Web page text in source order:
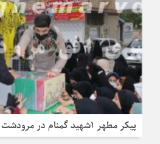
پیکر مطهر ۱شهید گمنام در مرودشت تشییع و تدفین شد